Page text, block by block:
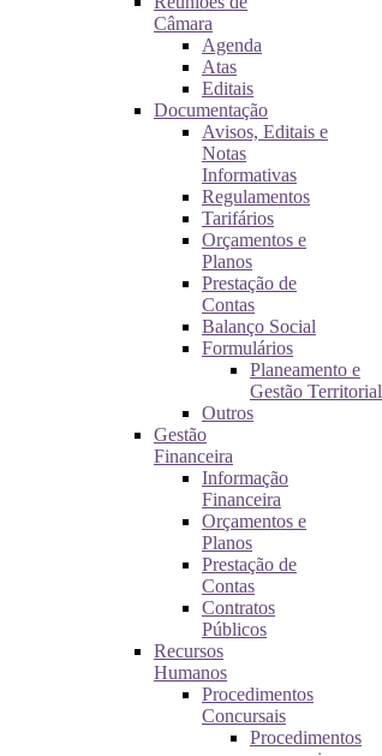
Câmara
Agenda
Atas
Editais
Documentação
Avisos, Editais e
Notas
Informativas
Regulamentos
Tarifários
Orçamentos e
Planos
Prestação de
Contas
Balanço Social
Formulários
Planeamento e
Gestão Territorial
Outros
Gestão
Financeira
Informação
Financeira
Orçamentos e
Planos
Prestação de
Contas
Contratos
Públicos
Recursos
Humanos
Procedimentos
Concursais
Procedimentos